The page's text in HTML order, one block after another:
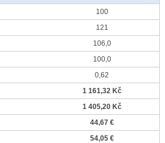
100
121
106,0
100,0
0,62
1 161,32 Kč
1 405,20 Kč
44,67 €
54,05 €